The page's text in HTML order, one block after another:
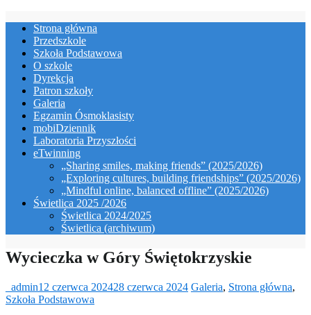
content
Strona główna
Przedszkole
Szkoła Podstawowa
O szkole
Dyrekcja
Patron szkoły
Galeria
Egzamin Ósmoklasisty
mobiDziennik
Laboratoria Przyszłości
eTwinning
„Sharing smiles, making friends” (2025/2026)
„Exploring cultures, building friendships” (2025/2026)
„Mindful online, balanced offline” (2025/2026)
Świetlica 2025 /2026
Świetlica 2024/2025
Świetlica (archiwum)
Wycieczka w Góry Świętokrzyskie
_admin12 czerwca 202428 czerwca 2024 Galeria, Strona główna,
Szkoła Podstawowa